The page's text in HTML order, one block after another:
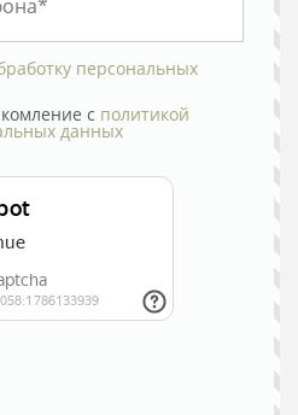
персональных
с политикой
данных